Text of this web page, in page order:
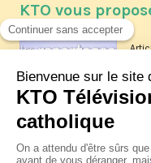
KTO vous